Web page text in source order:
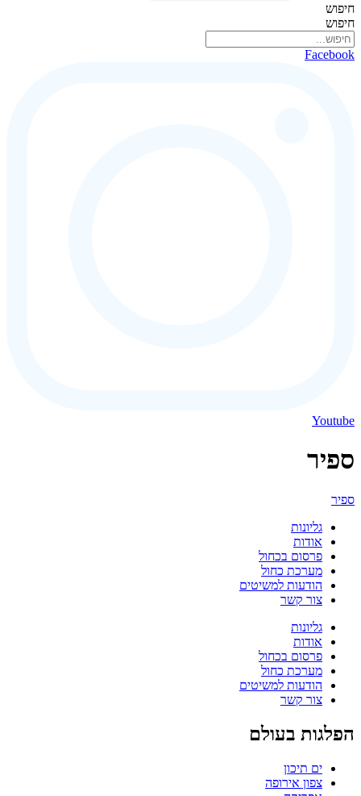
חיפוש
חיפוש
Facebook
Youtube
ספיר
ספיר
גליונות
אודות
פרסום בכחול
מערכת כחול
הודעות למשיטים
צור קשר
גליונות
אודות
פרסום בכחול
מערכת כחול
הודעות למשיטים
צור קשר
הפלגות בעולם
ים תיכון
צפון אירופה